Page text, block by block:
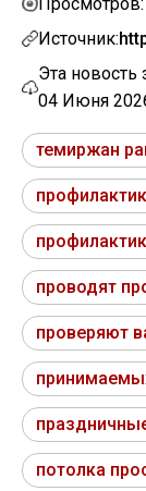
Источник:
Эта новость
04 Июня
темиржан
проводят
проверяют
потолка